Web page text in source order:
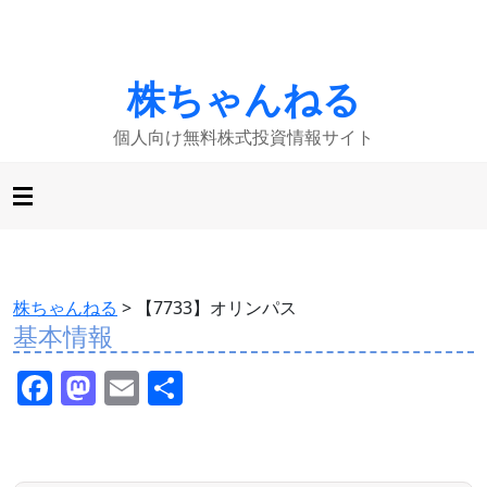
株ちゃんねる
個人向け無料株式投資情報サイト
株ちゃんねる > 【7733】オリンパス
基本情報
F M E